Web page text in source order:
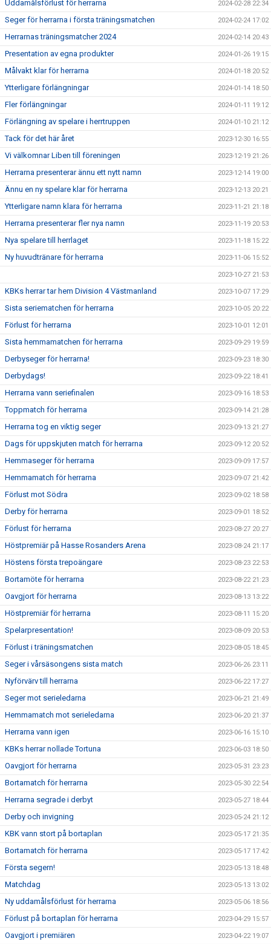
Uddamålsförlust för herrarna 2024-02-28 22:34
Seger för herrarna i första träningsmatchen 2024-02-24 17:02
Herrarnas träningsmatcher 2024 2024-02-14 20:43
Presentation av egna produkter 2024-01-26 19:15
Målvakt klar för herrarna 2024-01-18 20:52
Ytterligare förlängningar 2024-01-14 18:50
Fler förlängningar 2024-01-11 19:12
Förlängning av spelare i herrtruppen 2024-01-10 21:12
Tack för det här året 2023-12-30 16:55
Vi välkomnar Liben till föreningen 2023-12-19 21:26
Herrarna presenterar ännu ett nytt namn 2023-12-14 19:00
Ännu en ny spelare klar för herrarna 2023-12-13 20:21
Ytterligare namn klara för herrarna 2023-11-21 21:18
Herrarna presenterar fler nya namn 2023-11-19 20:53
Nya spelare till herrlaget 2023-11-18 15:22
Ny huvudtränare för herrarna 2023-11-06 15:52
2023-10-27 21:53
KBKs herrar tar hem Division 4 Västmanland 2023-10-07 17:29
Sista seriematchen för herrarna 2023-10-05 20:22
Förlust för herrarna 2023-10-01 12:01
Sista hemmamatchen för herrarna 2023-09-29 19:59
Derbyseger för herrarna! 2023-09-23 18:30
Derbydags! 2023-09-22 18:41
Herrarna vann seriefinalen 2023-09-16 18:53
Toppmatch för herrarna 2023-09-14 21:28
Herrarna tog en viktig seger 2023-09-13 21:27
Dags för uppskjuten match för herrarna 2023-09-12 20:52
Hemmaseger för herrarna 2023-09-09 17:57
Hemmamatch för herrarna 2023-09-07 21:42
Förlust mot Södra 2023-09-02 18:58
Derby för herrarna 2023-09-01 18:52
Förlust för herrarna 2023-08-27 20:27
Höstpremiär på Hasse Rosanders Arena 2023-08-24 21:17
Höstens första trepoängare 2023-08-23 22:53
Bortamöte för herrarna 2023-08-22 21:23
Oavgjort för herrarna 2023-08-13 13:22
Höstpremiär för herrarna 2023-08-11 15:20
Spelarpresentation! 2023-08-09 20:53
Förlust i träningsmatchen 2023-08-05 18:45
Seger i vårsäsongens sista match 2023-06-26 23:11
Nyförvärv till herrarna 2023-06-22 17:27
Seger mot serieledarna 2023-06-21 21:49
Hemmamatch mot serieledarna 2023-06-20 21:37
Herrarna vann igen 2023-06-16 15:10
KBKs herrar nollade Tortuna 2023-06-03 18:50
Oavgjort för herrarna 2023-05-31 23:23
Bortamatch för herrarna 2023-05-30 22:54
Herrarna segrade i derbyt 2023-05-27 18:44
Derby och invigning 2023-05-24 21:12
KBK vann stort på bortaplan 2023-05-17 21:35
Bortamatch för herrarna 2023-05-17 17:42
Första segern! 2023-05-13 18:48
Matchdag 2023-05-13 13:02
Ny uddamålsförlust för herrarna 2023-05-06 18:56
Förlust på bortaplan för herrarna 2023-04-29 15:57
Oavgjort i premiären 2023-04-22 19:07